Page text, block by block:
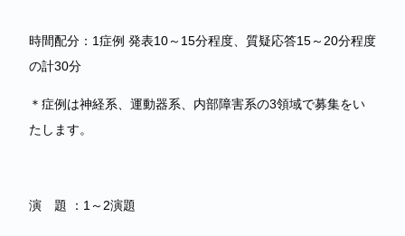
時間配分：1症例 発表10～15分程度、質疑応答15～20分程度
の計30分
＊症例は神経系、運動器系、内部障害系の3領域で募集をい
たします。
演 題 ：1～2演題